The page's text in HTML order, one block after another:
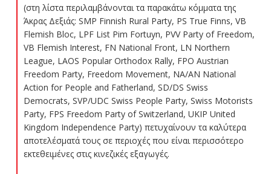
(στη λίστα περιλαμβάνονται τα παρακάτω κόμματα της
Άκρας Δεξιάς: SMP Finnish Rural Party, PS True Finns, VB
Flemish Bloc, LPF List Pim Fortuyn, PVV Party of Freedom,
VB Flemish Interest, FN National Front, LN Northern
League, LAOS Popular Orthodox Rally, FPO Austrian
Freedom Party, Freedom Movement, NA/AN National
Action for People and Fatherland, SD/DS Swiss
Democrats, SVP/UDC Swiss People Party, Swiss Motorists
Party, FPS Freedom Party of Switzerland, UKIP United
Kingdom Independence Party) πετυχαίνουν τα καλύτερα
αποτελέσματά τους σε περιοχές που είναι περισσότερο
εκτεθειμένες στις κινεζικές εξαγωγές.